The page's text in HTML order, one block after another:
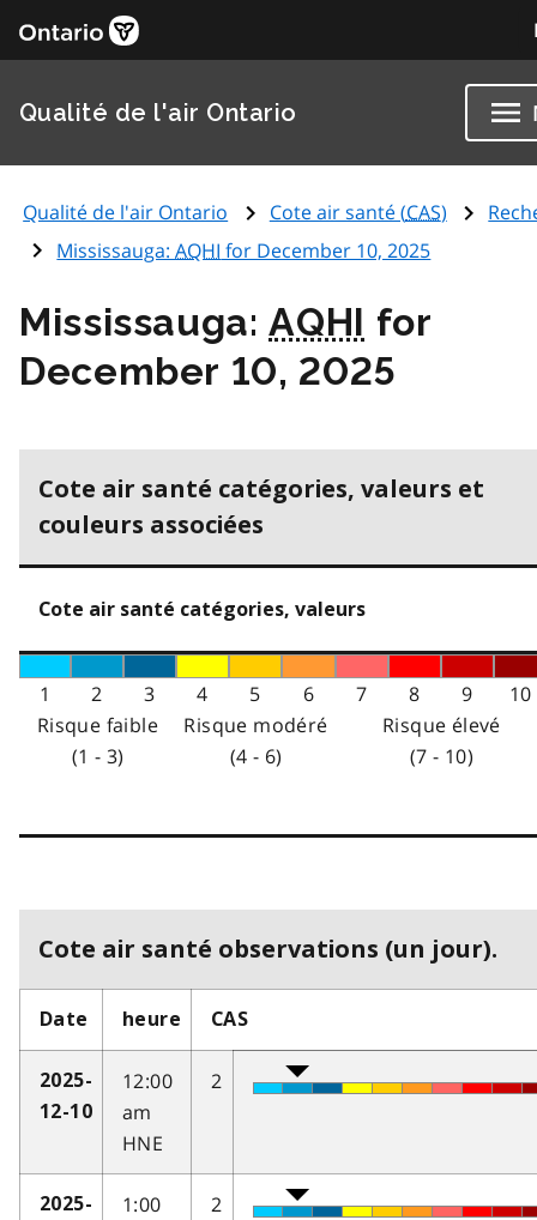
Qualité de l'air Ontario
Qualité de l'air Ontario Cote air santé (CAS)
Mississauga:AQHI for December 10, 2025
Mississauga:AQHI for
December 10, 2025
Cote air santé catégories, valeurs et
couleurs associées
Cote air santé catégories, valeurs
1 2 3 4 5 6 7 8 9
10
Risque faible
(1 - 3)
Risque modéré
(4 - 6)
Risque élevé
(7 - 10)
Cote air santé observations (un jour).
Date heure CAS
2025-
12-10
12:00
am
HNE
2
2025-
1:00
2